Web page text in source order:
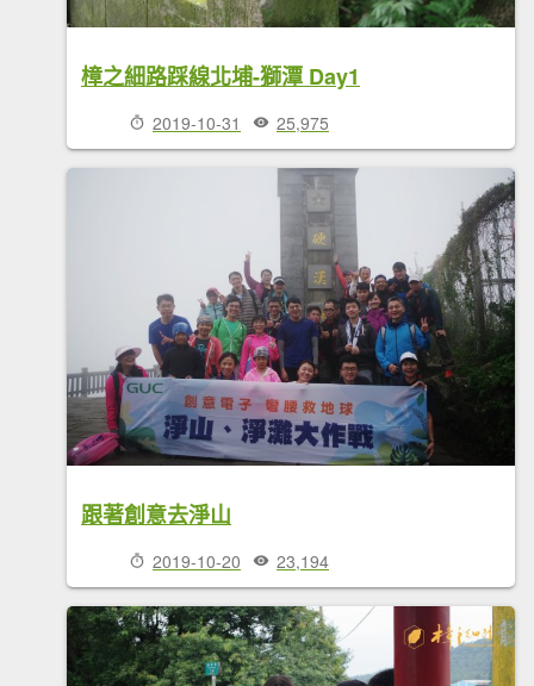
樟之細路踩線北埔-獅潭 Day1
2019-10-31 25,975
跟著創意去淨山
2019-10-20 23,194